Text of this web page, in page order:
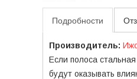
Подробности
Производитель:
Если полоса
будут оказывать